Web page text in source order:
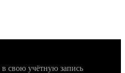
свою учётную запись